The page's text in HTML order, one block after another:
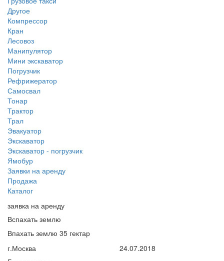
Другое
Компрессор
Кран
Лесовоз
Манипулятор
Мини экскаватор
Погрузчик
Рефрижератор
Самосвал
Тонар
Трактор
Трал
Эвакуатор
Экскаватор
Экскаватор - погрузчик
Ямобур
Заявки на аренду
Продажа
Каталог
заявка на аренду
Вспахать землю
Впахать землю 35 гектар
г.Москва
24.07.2018